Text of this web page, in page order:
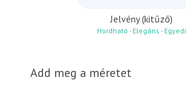
Jelvény (kitűző)
Hordható - Elegáns - Egyedi
Add meg a méretet